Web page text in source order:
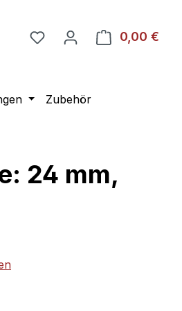
0,00 €
Zubehör
24 mm,